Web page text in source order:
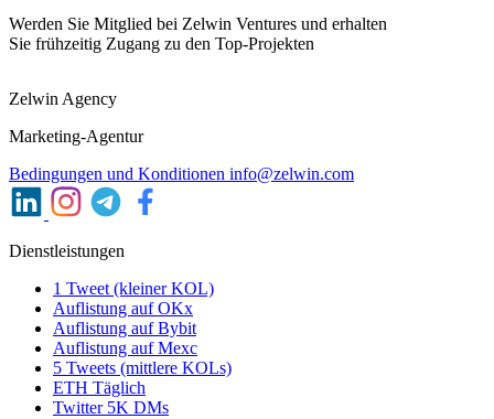
Werden Sie Mitglied bei Zelwin Ventures und erhalten
Sie frühzeitig Zugang zu den Top-Projekten
Zelwin Agency
Marketing-Agentur
Bedingungen und Konditionen info@zelwin.com
Dienstleistungen
1 Tweet (kleiner KOL)
Auflistung auf OKx
Auflistung auf Bybit
Auflistung auf Mexc
5 Tweets (mittlere KOLs)
ETH Täglich
Twitter 5K DMs